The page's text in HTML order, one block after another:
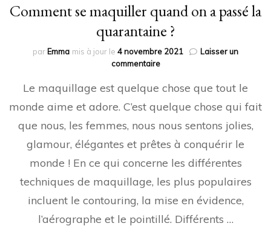
Comment se maquiller quand on a passé la
quarantaine ?
par Emma mis à jour le 4 novembre 2021
Laisser un
commentairesur
se
quand
on
passé
la
?
Le maquillage est quelque chose que tout le
monde aime et adore. C’est quelque chose qui fait
que nous, les femmes, nous nous sentons jolies,
glamour, élégantes et prêtes à conquérir le
monde ! En ce qui concerne les différentes
techniques de maquillage, les plus populaires
incluent le contouring, la mise en évidence,
l’aérographe et le pointillé. Différents …